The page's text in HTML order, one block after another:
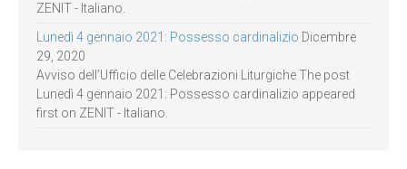
ZENIT - Italiano.
Lunedì 4 gennaio 2021: Possesso cardinalizio Dicembre
29, 2020
Avviso dell’Ufficio delle Celebrazioni Liturgiche The post
Lunedì 4 gennaio 2021: Possesso cardinalizio appeared
first on ZENIT - Italiano.